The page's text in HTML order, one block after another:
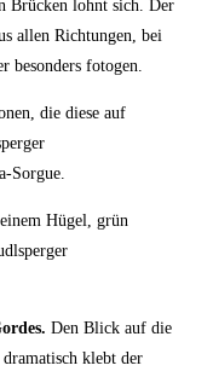
Brücken lohnt sich. Der
allen Richtungen, bei
besonders fotogen.
Sorgue.
Den Blick auf die
klebt der